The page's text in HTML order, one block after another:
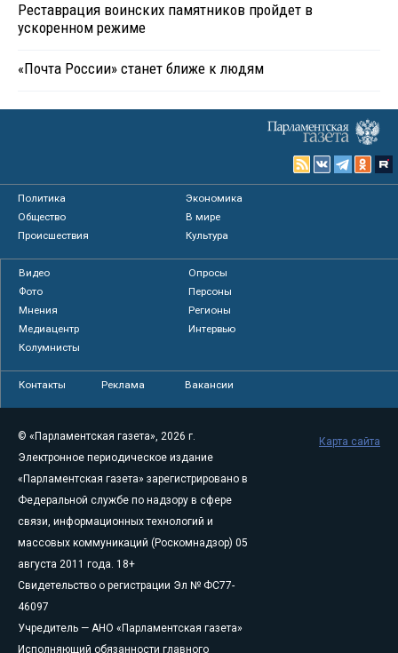
Реставрация воинских памятников пройдет в
ускоренном режиме
«Почта России» станет ближе к людям
Политика
Экономика
Общество
В мире
Происшествия
Культура
Видео
Опросы
Фото
Персоны
Мнения
Регионы
Медиацентр
Интервью
Колумнисты
Контакты Реклама Вакансии
© «Парламентская газета», 2026 г.
Электронное периодическое издание
«Парламентская газета» зарегистрировано в
Федеральной службе по надзору в сфере
связи, информационных технологий и
массовых коммуникаций (Роскомнадзор) 05
августа 2011 года. 18+
Свидетельство о регистрации Эл № ФС77-
46097
Учредитель — АНО «Парламентская газета»
Исполняющий обязанности главного
Карта сайта